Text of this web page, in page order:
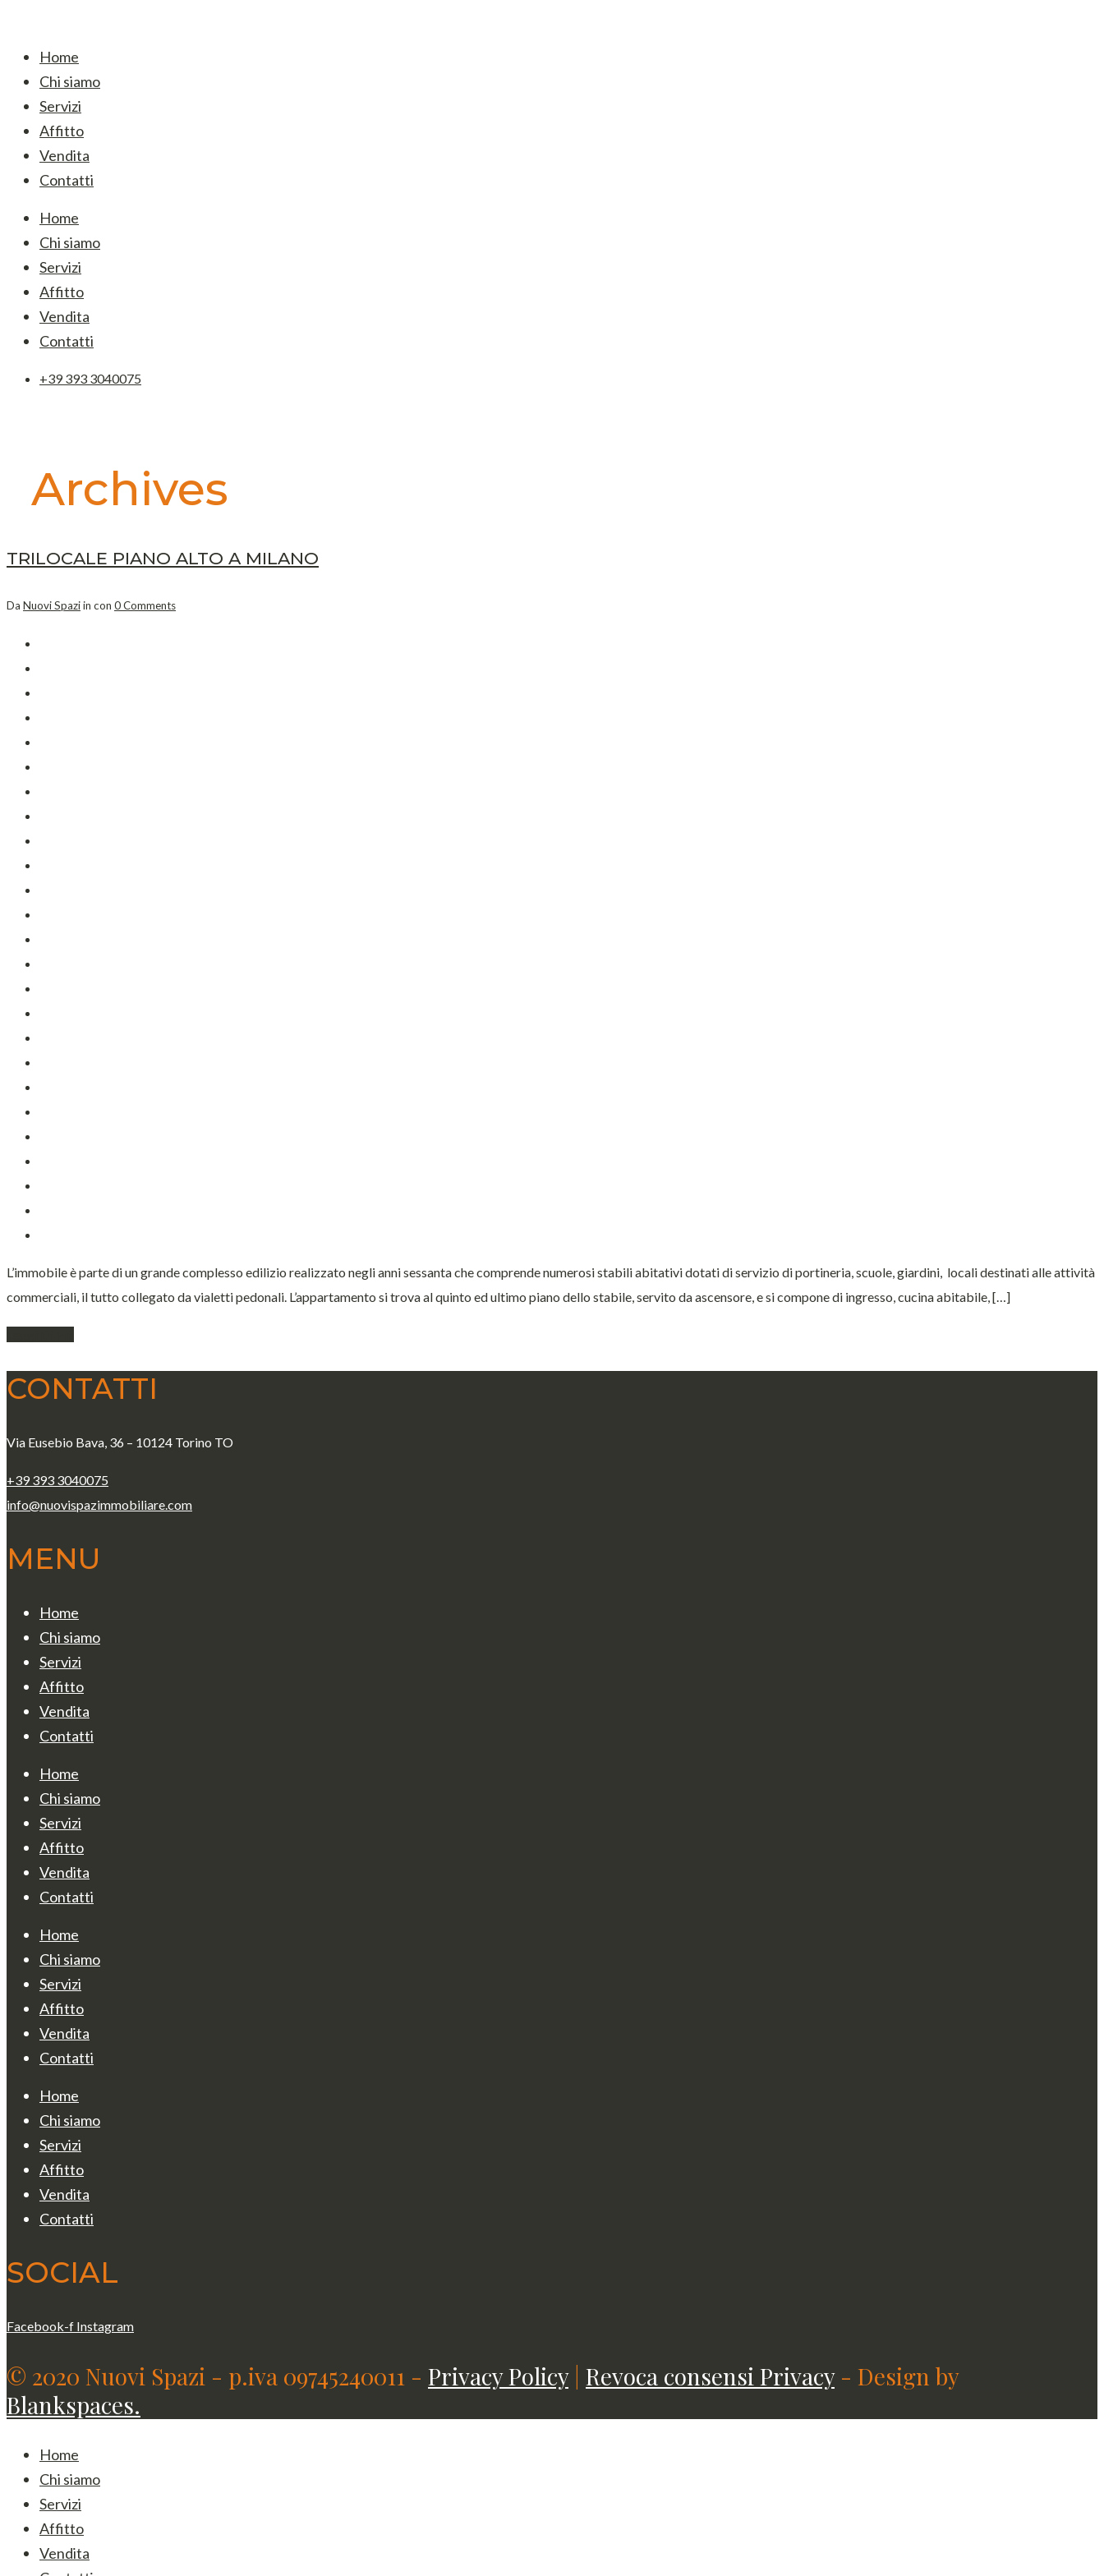
Home
Chi siamo
Servizi
Affitto
Vendita
Contatti
Home
Chi siamo
Servizi
Affitto
Vendita
Contatti
+39 393 3040075
Archives
TRILOCALE PIANO ALTO A MILANO
Da Nuovi Spaziin con 0 Comments
L’immobile è parte di un grande complesso edilizio realizzato negli anni sessanta che comprende numerosi stabili abitativi dotati di servizio di portineria, scuole, giardini, locali destinati alle attività
commerciali, il tutto collegato da vialetti pedonali. L’appartamento si trova al quinto ed ultimo piano dello stabile, servito da ascensore, e si compone di ingresso, cucina abitabile, […]
CONTATTI
Via Eusebio Bava, 36 – 10124 Torino TO
+39 393 3040075
info@nuovispazimmobiliare.com
MENU
Home
Chi siamo
Servizi
Affitto
Vendita
Contatti
Home
Chi siamo
Servizi
Affitto
Vendita
Contatti
Home
Chi siamo
Servizi
Affitto
Vendita
Contatti
Home
Chi siamo
Servizi
Affitto
Vendita
Contatti
SOCIAL
Facebook-f Instagram
© 2020 Nuovi Spazi - p.iva 09745240011 - Privacy Policy| Revoca consensi Privacy- Design by
Blankspaces.
Home
Chi siamo
Servizi
Affitto
Vendita